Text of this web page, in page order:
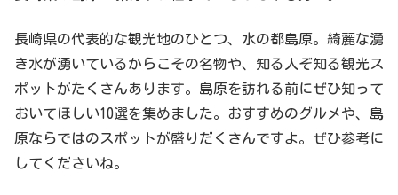
長崎県の代表的な観光地のひとつ、水の都島原。綺麗な湧
き水が湧いているからこその名物や、知る人ぞ知る観光ス
ポットがたくさんあります。島原を訪れる前にぜひ知って
おいてほしい10選を集めました。おすすめのグルメや、島
原ならではのスポットが盛りだくさんですよ。ぜひ参考に
してくださいね。